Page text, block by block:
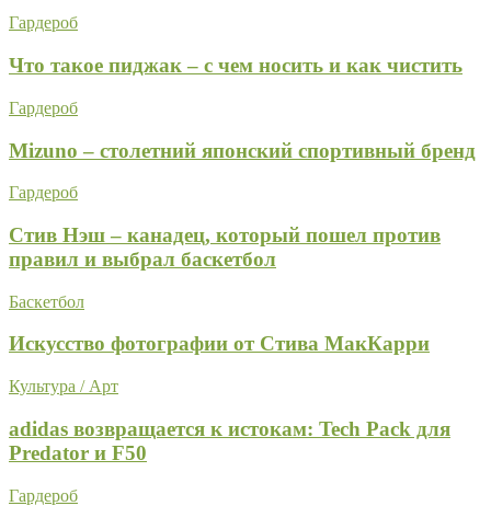
Гардероб
Что такое пиджак – с чем носить и как чистить
Гардероб
Mizuno – столетний японский спортивный бренд
Гардероб
Стив Нэш – канадец, который пошел против
правил и выбрал баскетбол
Баскетбол
Искусство фотографии от Стива МакКарри
Культура / Арт
adidas возвращается к истокам: Tech Pack для
Predator и F50
Гардероб